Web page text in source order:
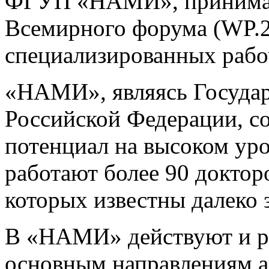
Всемирного форума
специализированных
«НАМИ», являясь
Российской Федерации,
потенциал на высоком
работают более 90
которых известны
В «НАМИ» действуют и
основным направлениям